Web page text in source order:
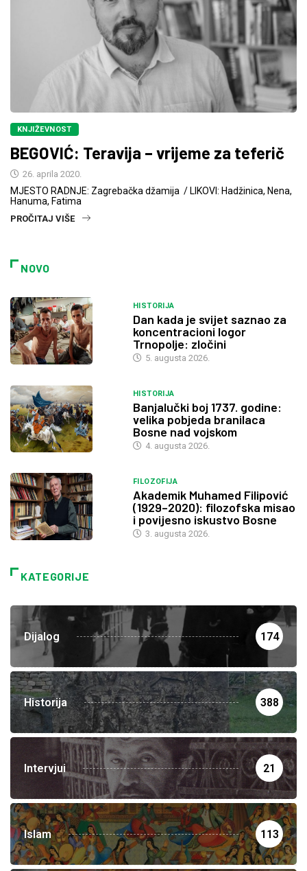
KNJIŽEVNOST
BEGOVIĆ: Teravija – vrijeme za teferič
26. aprila 2020.
MJESTO RADNJE: Zagrebačka džamija / LIKOVI: Hadžinica, Nena,
Hanuma, Fatima
PROČITAJ VIŠE
NOVO
HISTORIJA
Dan kada je svijet saznao za
koncentracioni logor
Trnopolje: zločini
5. augusta 2026.
HISTORIJA
Banjalučki boj 1737. godine:
velika pobjeda branilaca
Bosne nad vojskom
4. augusta 2026.
FILOZOFIJA
Akademik Muhamed Filipović
(1929–2020): filozofska misao
i povijesno iskustvo Bosne
3. augusta 2026.
KATEGORIJE
Dijalog 174
Historija 388
Intervjui 21
Islam 113